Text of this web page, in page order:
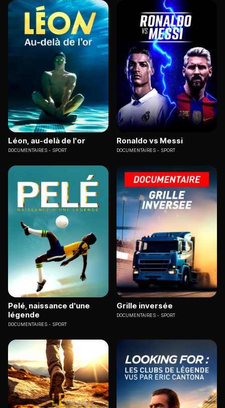
Léon, au-delà de l'or
DOCUMENTAIRES SPORT
Ronaldo vs Messi
DOCUMENTAIRES SPORT
Pelé, naissance d'une
légende
DOCUMENTAIRES SPORT
Grille inversée
DOCUMENTAIRES SPORT